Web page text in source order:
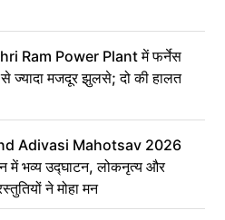
Ram Power Plant में फर्नेस
ज्यादा मजदूर झुलसे; दो की हालत
Adivasi Mahotsav 2026
में भव्य उद्घाटन, लोकनृत्य और
ने मोहा मन